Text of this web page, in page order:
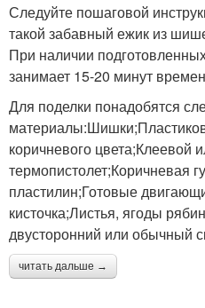
Следуйте пошаговой
такой забавный ежик из
При наличии
занимает 15-20 минут
Для поделки понадобятся
коричневого цвета;Клеевой
термопистолет;Коричневая
пластилин;Готовые
кисточка;Листья, ягоды
двусторонний или обычный
читать дальше →